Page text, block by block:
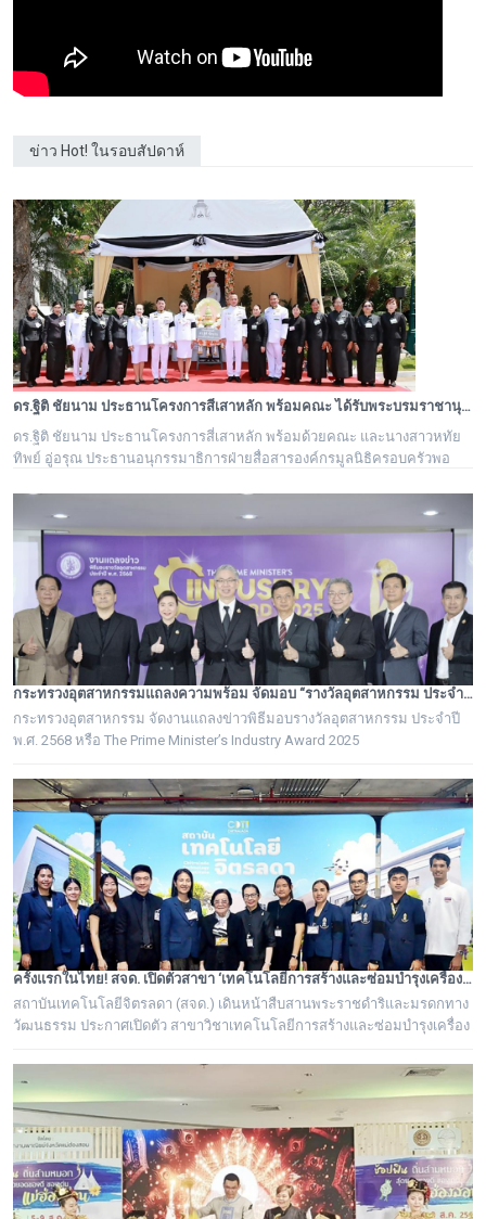
ข่าว Hot! ในรอบสัปดาห์
ดร.ฐิติ ชัยนาม ประธานโครงการสี่เสาหลัก พร้อมคณะ ได้รับพระบรมราชานุอนุญาตให้เป็นเจ้าภาพบำเพ็ญกุศล ถวายพระบรมศพ สมเด็จพระนางเจ้าสิริกิติ์ พระบรมราชชนนีพันปีหลวง
ดร.ฐิติ ชัยนาม ประธานโครงการสี่เสาหลัก พร้อมด้วยคณะ และนางสาวหทัย
ทิพย์ อู่อรุณ ประธานอนุกรรมาธิการฝ่ายสื่อสารองค์กรมูลนิธิครอบครัวพอ
กระทรวงอุตสาหกรรมแถลงความพร้อม จัดมอบ “รางวัลอุตสาหกรรม ประจำปี พ.ศ. 2568” เชิดชูผู้ประกอบการต้นแบบ ยกระดับอุตสาหกรรมไทยสู่ความเป็นเลิศอย่างยั่งยืน
กระทรวงอุตสาหกรรม จัดงานแถลงข่าวพิธีมอบรางวัลอุตสาหกรรม ประจำปี
พ.ศ. 2568 หรือ The Prime Minister’s Industry Award 2025
ครั้งแรกในไทย! สจด. เปิดตัวสาขา ‘เทคโนโลยีการสร้างและซ่อมบำรุงเครื่องดนตรีไทย’ ถอดรหัสภูมิปัญญาปราชญ์ชาวบ้าน ยกระดับช่างดนตรีไทยสู่มืออาชีพ
สถาบันเทคโนโลยีจิตรลดา (สจด.) เดินหน้าสืบสานพระราชดำริและมรดกทาง
วัฒนธรรม ประกาศเปิดตัว สาขาวิชาเทคโนโลยีการสร้างและซ่อมบำรุงเครื่อง
"องค์ความรู้และศาสตร์จากปราชญ์ชาวบ้าน" เข้ากับระบบการเรียนการสอน
มาตรฐานวิชาชีพ มุ่งแก้ปัญหาการขาดแคลนช่างผู้เชี่ยวชาญ